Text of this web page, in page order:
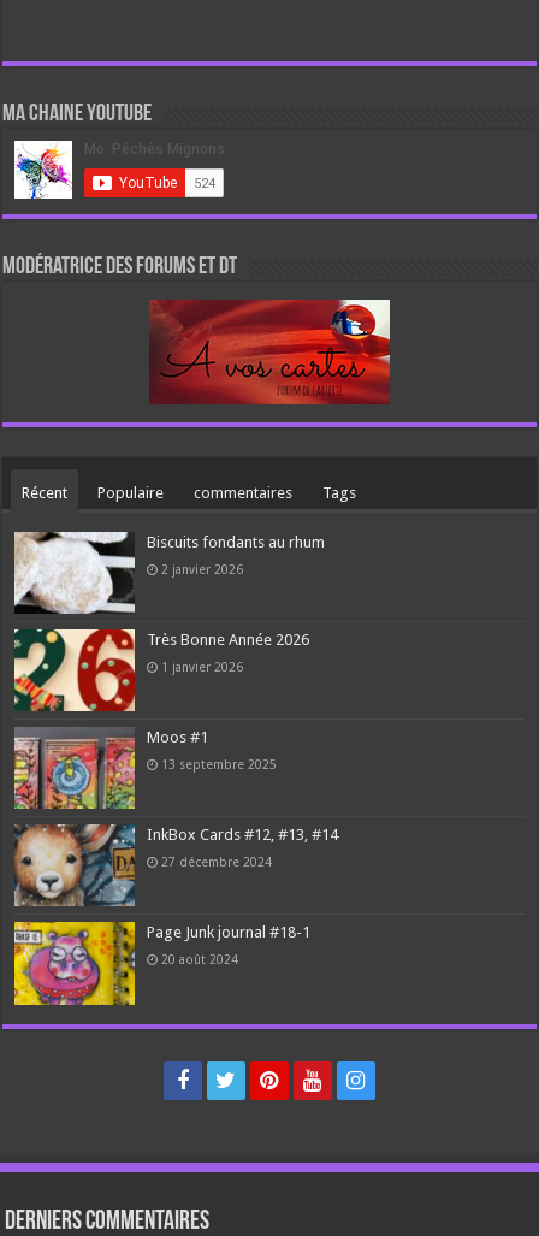
Ma chaine Youtube
Modératrice des forums et DT
Récent Populaire commentaires Tags
Biscuits fondants au rhum
2 janvier 2026
Très Bonne Année 2026
1 janvier 2026
Moos #1
13 septembre 2025
InkBox Cards #12, #13, #14
27 décembre 2024
Page Junk journal #18-1
20 août 2024
Derniers Commentaires